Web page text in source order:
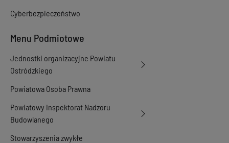
Cyberbezpieczeństwo
Menu Podmiotowe
Jednostki organizacyjne Powiatu
Ostródzkiego
Powiatowa Osoba Prawna
Powiatowy Inspektorat Nadzoru
Budowlanego
Stowarzyszenia zwykłe